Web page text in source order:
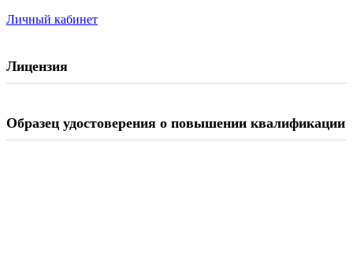
Личный кабинет
Лицензия
Образец удостоверения о повышении квалификации